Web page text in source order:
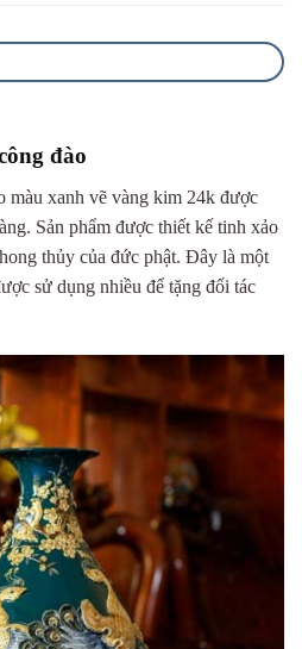
đào
màu xanh vẽ vàng kim 24k được
Sản phẩm được thiết kế tinh xảo
thủy của đức phật. Đây là một
sử dụng nhiều để tặng đối tác